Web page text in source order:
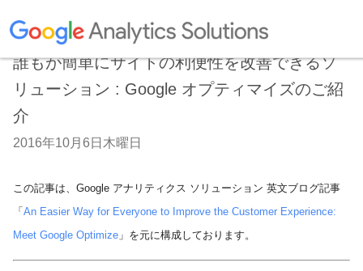
誰もが簡単にサイトの利便性を改善できるソ
リューション : Google オプティマイズのご紹
介
2016年10月6日木曜日
この記事は、Google アナリティクス ソリューション 英文ブログ記事
「 An Easier Way for Everyone to Improve the Customer Experience:
Meet Google Optimize 」 を元に構成しております。